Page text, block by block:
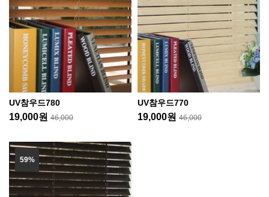
UV참우드780
19,000원 46,000
UV참우드770
19,000원 46,000
59%